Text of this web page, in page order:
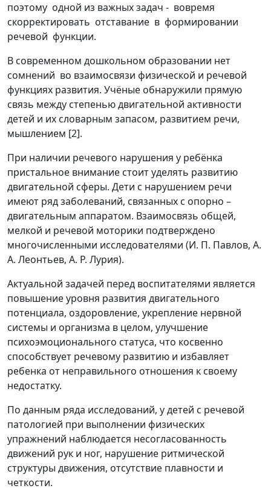
поэтому одной из важных задач - вовремя
скорректировать отставание в формировании
речевой функции.
В современном дошкольном образовании нет
сомнений во взаимосвязи физической и речевой
функциях развития. Учёные обнаружили прямую
связь между степенью двигательной активности
детей и их словарным запасом, развитием речи,
мышлением [2].
При наличии речевого нарушения у ребёнка
пристальное внимание стоит уделять развитию
двигательной сферы. Дети с нарушением речи
имеют ряд заболеваний, связанных с опорно –
двигательным аппаратом. Взаимосвязь общей,
мелкой и речевой моторики подтверждено
многочисленными исследователями (И. П. Павлов, А.
А. Леонтьев, А. Р. Лурия).
Актуальной задачей перед воспитателями является
повышение уровня развития двигательного
потенциала, оздоровление, укрепление нервной
системы и организма в целом, улучшение
психоэмоционального статуса, что косвенно
способствует речевому развитию и избавляет
ребенка от неправильного отношения к своему
недостатку.
По данным ряда исследований, у детей с речевой
патологией при выполнении физических
упражнений наблюдается несогласованность
движений рук и ног, нарушение ритмической
структуры движения, отсутствие плавности и
четкости.